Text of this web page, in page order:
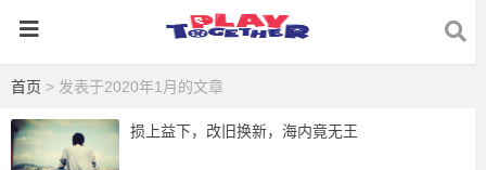
首页 > 发表于2020年1月的文章
损上益下，改旧换新，海内竟无王